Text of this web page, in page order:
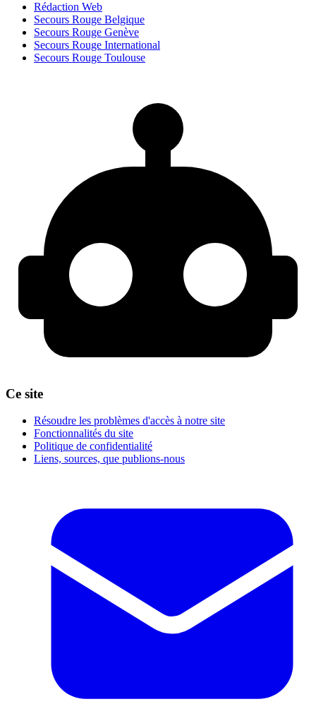
Rédaction Web
Secours Rouge Belgique
Secours Rouge Genève
Secours Rouge International
Secours Rouge Toulouse
Ce site
Résoudre les problèmes d'accès à notre site
Fonctionnalités du site
Politique de confidentialité
Liens, sources, que publions-nous